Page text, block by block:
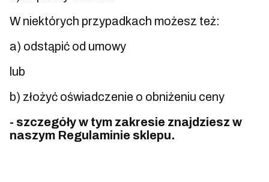
W niektórych przypadkach możesz też:
a) odstąpić od umowy
lub
b) złożyć oświadczenie o obniżeniu ceny
- szczegóły w tym zakresie znajdziesz w
naszym Regulaminie sklepu.